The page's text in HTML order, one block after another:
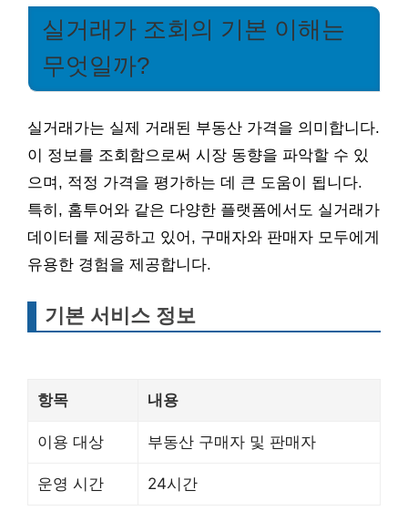
실거래가 조회의 기본 이해는
무엇일까?
실거래가는 실제 거래된 부동산 가격을 의미합니다.
이 정보를 조회함으로써 시장 동향을 파악할 수 있
으며, 적정 가격을 평가하는 데 큰 도움이 됩니다.
특히, 홈투어와 같은 다양한 플랫폼에서도 실거래가
데이터를 제공하고 있어, 구매자와 판매자 모두에게
유용한 경험을 제공합니다.
기본 서비스 정보
항목 내용
이용 대상 부동산 구매자 및 판매자
운영 시간 24시간